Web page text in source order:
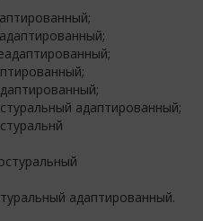
адаптированный;
адаптированный.